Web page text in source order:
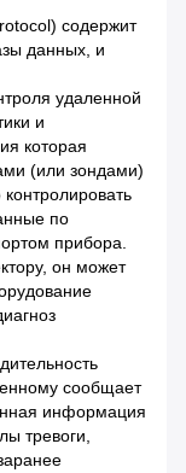
содержит
данных, и
удаленной
и
которая
(или зондами)
по
прибора.
он может
сообщает
информация
тревоги,